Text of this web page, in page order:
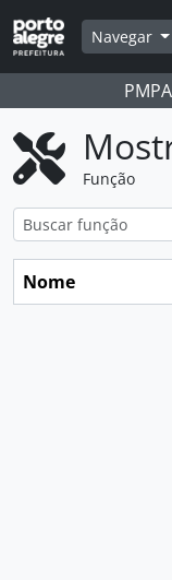
Skip to main content
Navegar
Função
Nome